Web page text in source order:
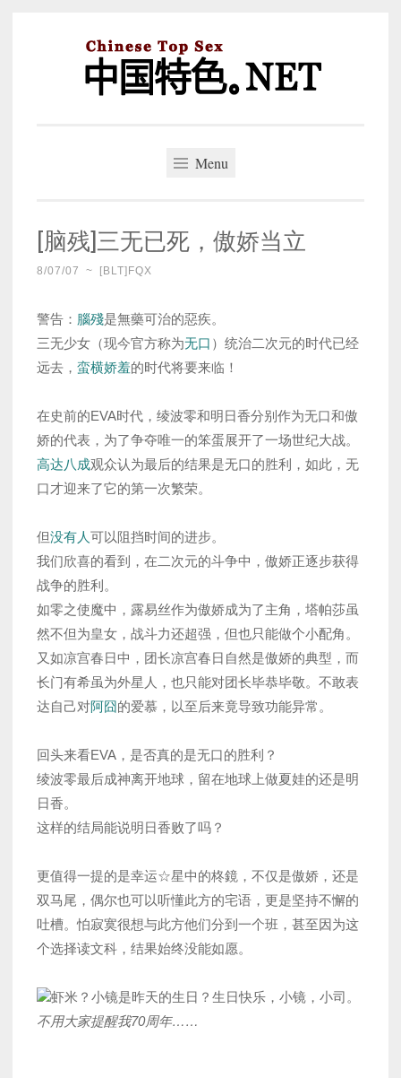
Menu
[脑残]三无已死，傲娇当立
8/07/07 ~ [BLT]FQX
警告： 腦殘是無藥可治的惡疾。
三无少女（现今官方称为无口 ）统治二次元的时代已经
远去， 蛮横娇羞的时代将要来临！
在史前的EVA时代，绫波零和明日香分别作为无口和傲
娇的代表，为了争夺唯一的笨蛋展开了一场世纪大战。
高达八成观众认为最后的结果是无口的胜利，如此，无
口才迎来了它的第一次繁荣。
但没有人可以阻挡时间的进步。
我们欣喜的看到，在二次元的斗争中，傲娇正逐步获得
战争的胜利。
如零之使魔中，露易丝作为傲娇成为了主角，塔帕莎虽
然不但为皇女，战斗力还超强，但也只能做个小配角。
又如凉宫春日中，团长凉宫春日自然是傲娇的典型，而
长门有希虽为外星人，也只能对团长毕恭毕敬。不敢表
达自己对阿囧的爱慕，以至后来竟导致功能异常。
回头来看EVA，是否真的是无口的胜利？
绫波零最后成神离开地球，留在地球上做夏娃的还是明
日香。
这样的结局能说明日香败了吗？
更值得一提的是幸运☆星中的柊鏡，不仅是傲娇，还是
双马尾，偶尔也可以听懂此方的宅语，更是坚持不懈的
吐槽。怕寂寞很想与此方他们分到一个班，甚至因为这
个选择读文科，结果始终没能如愿。
虾米？小镜是昨天的生日？生日快乐，小镜，小司。
不用大家提醒我70周年……